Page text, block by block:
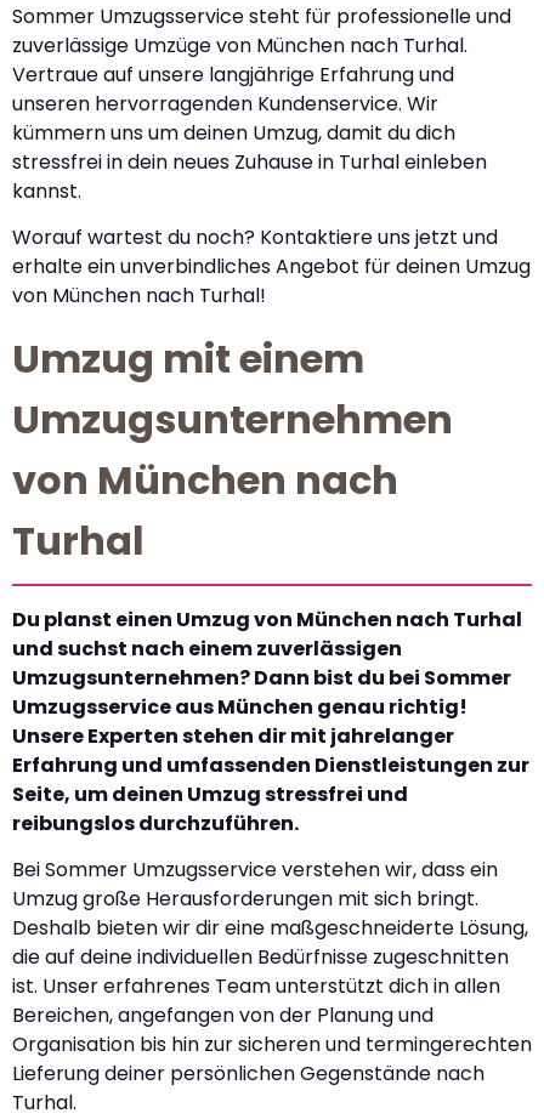
Sommer Umzugsservice steht für professionelle und
zuverlässige Umzüge von München nach Turhal.
Vertraue auf unsere langjährige Erfahrung und
unseren hervorragenden Kundenservice. Wir
kümmern uns um deinen Umzug, damit du dich
stressfrei in dein neues Zuhause in Turhal einleben
kannst.
Worauf wartest du noch? Kontaktiere uns jetzt und
erhalte ein unverbindliches Angebot für deinen Umzug
von München nach Turhal!
Umzug mit einem
Umzugsunternehmen
von München nach
Turhal
Du planst einen Umzug von München nach Turhal
und suchst nach einem zuverlässigen
Umzugsunternehmen? Dann bist du bei Sommer
Umzugsservice aus München genau richtig!
Unsere Experten stehen dir mit jahrelanger
Erfahrung und umfassenden Dienstleistungen zur
Seite, um deinen Umzug stressfrei und
reibungslos durchzuführen.
Bei Sommer Umzugsservice verstehen wir, dass ein
Umzug große Herausforderungen mit sich bringt.
Deshalb bieten wir dir eine maßgeschneiderte Lösung,
die auf deine individuellen Bedürfnisse zugeschnitten
ist. Unser erfahrenes Team unterstützt dich in allen
Bereichen, angefangen von der Planung und
Organisation bis hin zur sicheren und termingerechten
Lieferung deiner persönlichen Gegenstände nach
Turhal.